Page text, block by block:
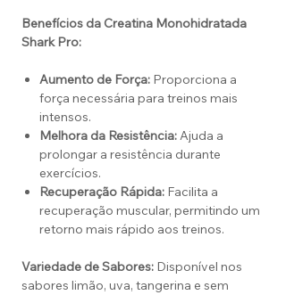
Benefícios da Creatina Monohidratada
Shark Pro:
Aumento de Força: Proporciona a
força necessária para treinos mais
intensos.
Melhora da Resistência:Ajuda a
prolongar a resistência durante
exercícios.
Recuperação Rápida: Facilita a
recuperação muscular, permitindo um
retorno mais rápido aos treinos.
Variedade de Sabores: Disponível nos
sabores limão, uva, tangerina e sem